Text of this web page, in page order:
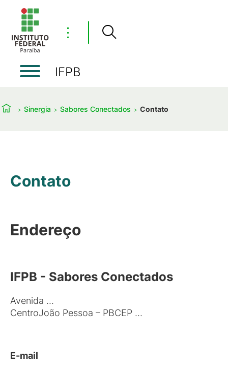
⋮
IFPB
Sinergia Sabores Conectados Contato
Contato
Endereço
IFPB - Sabores Conectados
Avenida ...
CentroJoão Pessoa – PBCEP ...
E-mail